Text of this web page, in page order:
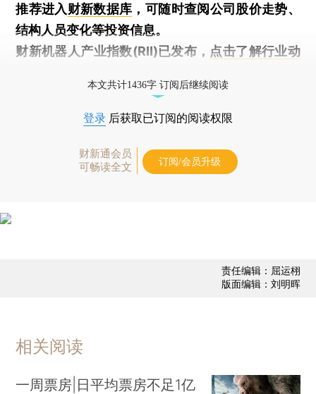
推荐进入财新数据库 ，可随时查阅公司股价走势、
结构人员变化等投资信息。
财新机器人产业指数(RII)已发布， 点击了解行业动
本文共计1436字 订阅后继续阅读
登录 后获取已订阅的阅读权限
财新通会员
可畅读全文
订阅/会员升级
责任编辑：屈运栩
版面编辑：刘明晖
相关阅读
一周票房|日平均票房不足1亿